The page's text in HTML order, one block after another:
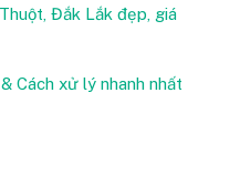
Đắk Lắk đẹp, giá
Cách xử lý nhanh nhất